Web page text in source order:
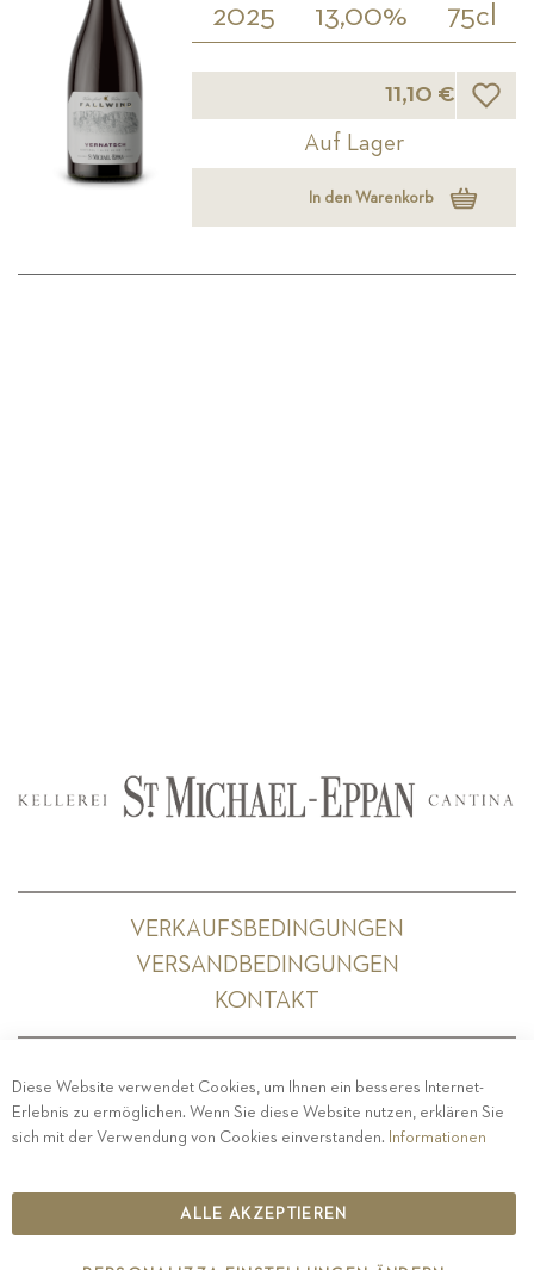
2025 13,00% 75cl
11,10 €
Auf Lager
In den Warenkorb
VERKAUFSBEDINGUNGEN
VERSANDBEDINGUNGEN
KONTAKT
PRIVACY-IMPRESSUM- COOKIE POLICY-
ETHISCHER KODEX
IT00126670215
Diese Website verwendet Cookies, um Ihnen ein besseres Internet-
Erlebnis zu ermöglichen. Wenn Sie diese Website nutzen, erklären Sie
sich mit der Verwendung von Cookies einverstanden. Informationen
ALLE AKZEPTIEREN